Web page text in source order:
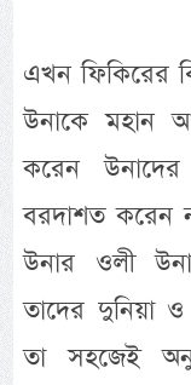
এখন ফিকিরের
উনাকে মহান
করেন উনাদের
বরদাশত করেন
উনার ওলী
তাদের দুনিয়া
তা সহজেই